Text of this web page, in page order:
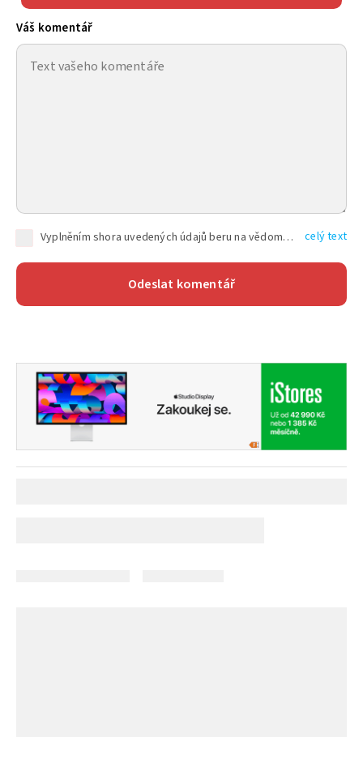
Váš komentář
Vyplněním shora uvedených údajů beru na vědomí, že společnost TEXT FACTORY s.r.o., sídlem Brno, Durďákova 336/29, Černá Pole, PSČ: 613 00, IČ: 06157831, zapsané u Krajského soudu v Brně, oddíl C, vložka 100399, bude zpracovávat mé osobní údaje uvedené v rámci mnou vyplněného registračního formuláře na základě oprávněných zájmů TEXT FACTORY s.r.o. dle čl. 6 odst. 1 písm. f) GDPR a pro splnění právních povinností (čl. 6 odst. 1 písm. c) GDPR), a to pro tyto účely: nezbytnost zajistit oprávnění návštěvníka webových stránek provozovaných společností TEXT FACTORY s.r.o. přispívat aktivně ke zveřejněným článkům nebo v rámci diskusních fór a výkon práv TEXT FACTORY s.r.o. jako administrátora těchto diskusních fór. Více informací o zpracování osobních údajů a právech lze nalézt v celý text